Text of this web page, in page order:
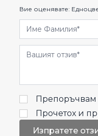
Вие оценявате:
Име Фамилия
Отзиви
Препоръчвам
Прочетох и
Изпратете